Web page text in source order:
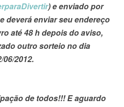
) e enviado por
deverá enviar seu endereço
até 48 h depois do aviso,
outro sorteio no dia
06/2012.
de todos!!! E aguardo